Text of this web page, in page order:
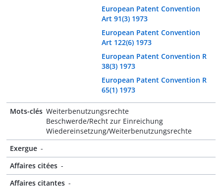
European Patent Convention
Art 91(3) 1973
European Patent Convention
Art 122(6) 1973
European Patent Convention R
38(3) 1973
European Patent Convention R
65(1) 1973
Mots-clés Weiterbenutzungsrechte
Beschwerde/Recht zur Einreichung
Wiedereinsetzung/Weiterbenutzungsrechte
Exergue -
Affaires citées -
Affaires citantes -